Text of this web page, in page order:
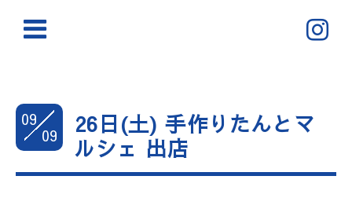
09
09
26日(土) 手作りたんとマ
ルシェ 出店